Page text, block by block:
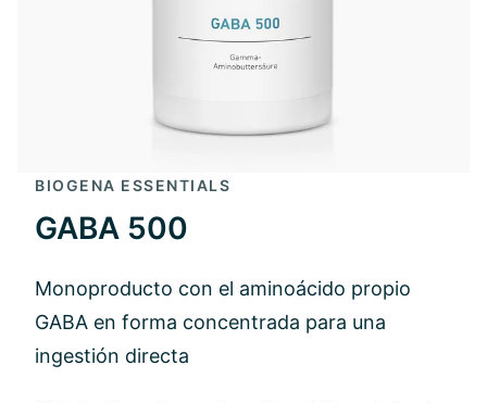
BIOGENA ESSENTIALS
GABA 500
Monoproducto con el aminoácido propio
GABA en forma concentrada para una
ingestión directa